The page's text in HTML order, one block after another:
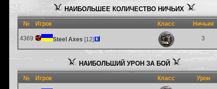
НАИБОЛЬШЕЕ КОЛИЧЕСТВО НИЧЬИХ
№ Игрок Класс Ничьих
4369 Steel Axes [12] 3
НАИБОЛЬШИЙ УРОН ЗА БОЙ
№ Игрок Класс Урон